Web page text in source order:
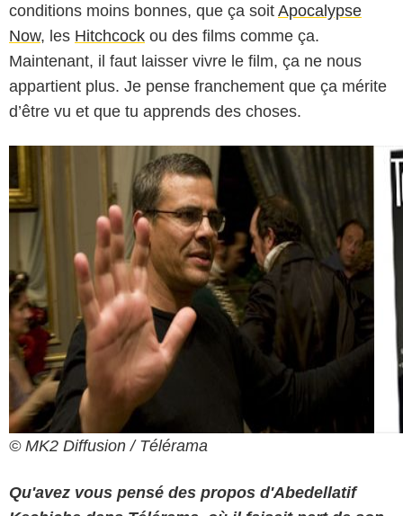
conditions moins bonnes, que ça soit Apocalypse
Now, les Hitchcock ou des films comme ça.
Maintenant, il faut laisser vivre le film, ça ne nous
appartient plus. Je pense franchement que ça mérite
d’être vu et que tu apprends des choses.
© MK2 Diffusion / Télérama
Qu'avez vous pensé des propos d'Abedellatif